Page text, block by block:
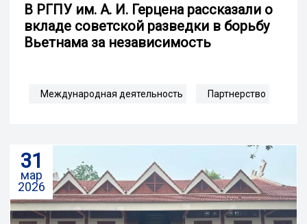
В РГПУ им. А. И. Герцена рассказали о
вкладе советской разведки в борьбу
Вьетнама за независимость
Международная деятельность Партнерство
31
мар
2026